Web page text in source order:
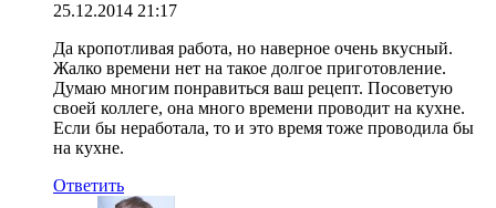
25.12.2014 21:17
Да кропотливая работа, но наверное очень вкусный.
Жалко времени нет на такое долгое приготовление.
Думаю многим понравиться ваш рецепт. Посоветую
своей коллеге, она много времени проводит на кухне.
Если бы неработала, то и это время тоже проводила бы
на кухне.
Ответить